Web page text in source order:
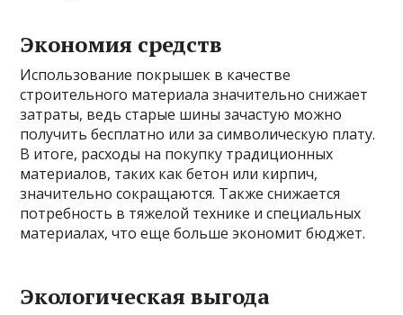
Экономия средств
Использование покрышек в качестве
строительного материала значительно снижает
затраты, ведь старые шины зачастую можно
получить бесплатно или за символическую плату.
В итоге, расходы на покупку традиционных
материалов, таких как бетон или кирпич,
значительно сокращаются. Также снижается
потребность в тяжелой технике и специальных
материалах, что еще больше экономит бюджет.
Экологическая выгода